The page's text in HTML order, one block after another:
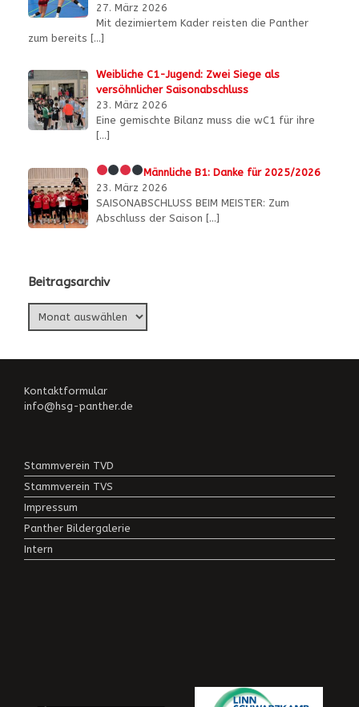
27. März 2026
Mit dezimiertem Kader reisten die Panther
zum bereits […]
Weibliche C1-Jugend: Zwei Siege als
versöhnlicher Saisonabschluss
23. März 2026
Eine gemischte Bilanz muss die wC1 für ihre
[…]
Männliche B1: Danke für 2025/2026
23. März 2026
SAISONABSCHLUSS BEIM MEISTER: Zum
Abschluss der Saison […]
Beitragsarchiv
Kontaktformular
info@hsg-panther.de
Stammverein TVD
Stammverein TVS
Impressum
Panther Bildergalerie
Intern